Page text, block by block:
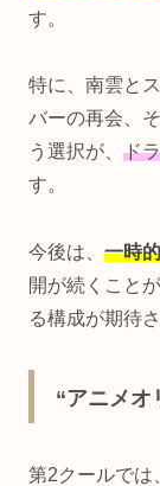
す。
特に、南雲と
バーの再会、
う選択が、 ド
す。
今後は、 一時
開が続くこと
る構成が期待
“アニメオ
第2クールでは